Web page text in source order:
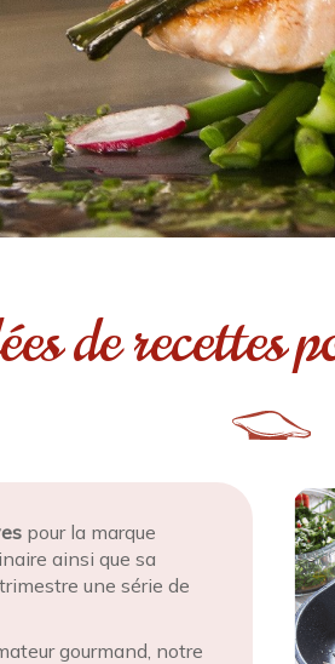
de recettes
pour la marque
ainsi que sa
une série de
gourmand, notre